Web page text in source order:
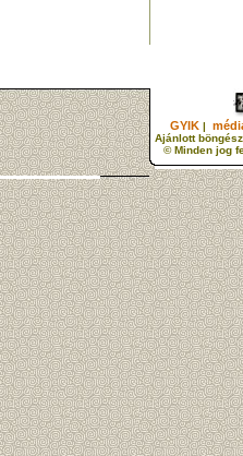
GYIK |
Ajánlott
© Minden jog